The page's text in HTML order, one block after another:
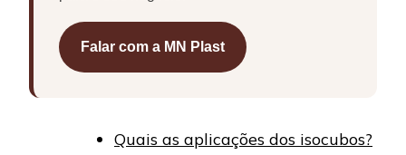
Falar com a MN Plast
Quais as aplicações dos isocubos?